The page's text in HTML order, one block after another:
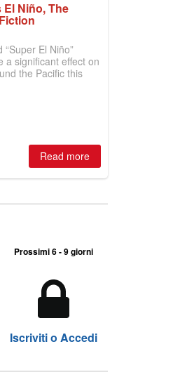
El Niño, The
El Niño”
a significant effect on
the Pacific this
Read more
Prossimi 6 - 9 giorni
Iscriviti o Accedi